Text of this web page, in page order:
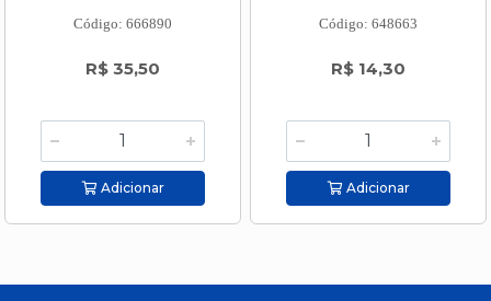
Código: 666890
R$ 35,50
Adicionar
Código: 648663
R$ 14,30
Adicionar